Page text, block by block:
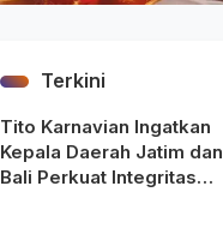
Terkini
Tito Karnavian Ingatkan
Kepala Daerah Jatim dan
Bali Perkuat Integritas